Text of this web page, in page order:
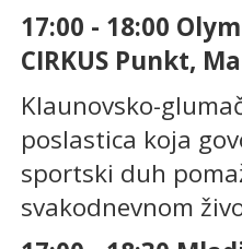
17:00 - 18:00
CIRKUS Punkt,
Klaunovsko-
poslastica koja
sportski duh
svakodnevnom